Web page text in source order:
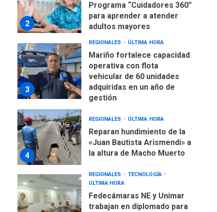
2
Programa “Cuidadores 360”
para aprender a atender
adultos mayores
3
REGIONALES ÚLTIMA HORA
Mariño fortalece capacidad
operativa con flota
vehicular de 60 unidades
adquiridas en un año de
gestión
4
REGIONALES ÚLTIMA HORA
Reparan hundimiento de la
«Juan Bautista Arismendi» a
la altura de Macho Muerto
REGIONALES
TECNOLOGÍA
ÚLTIMA HORA
Fedecámaras NE y Unimar
trabajan en diplomado para